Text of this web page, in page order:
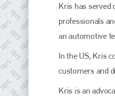
Kris has served
professionals
an automotive
In the US, Kris
customers and
Kris is an